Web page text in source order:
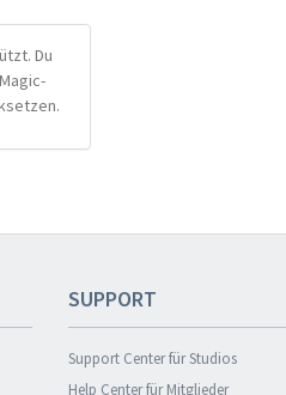
Du
SUPPORT
Support Center für Studios
Help Center für Mitglieder